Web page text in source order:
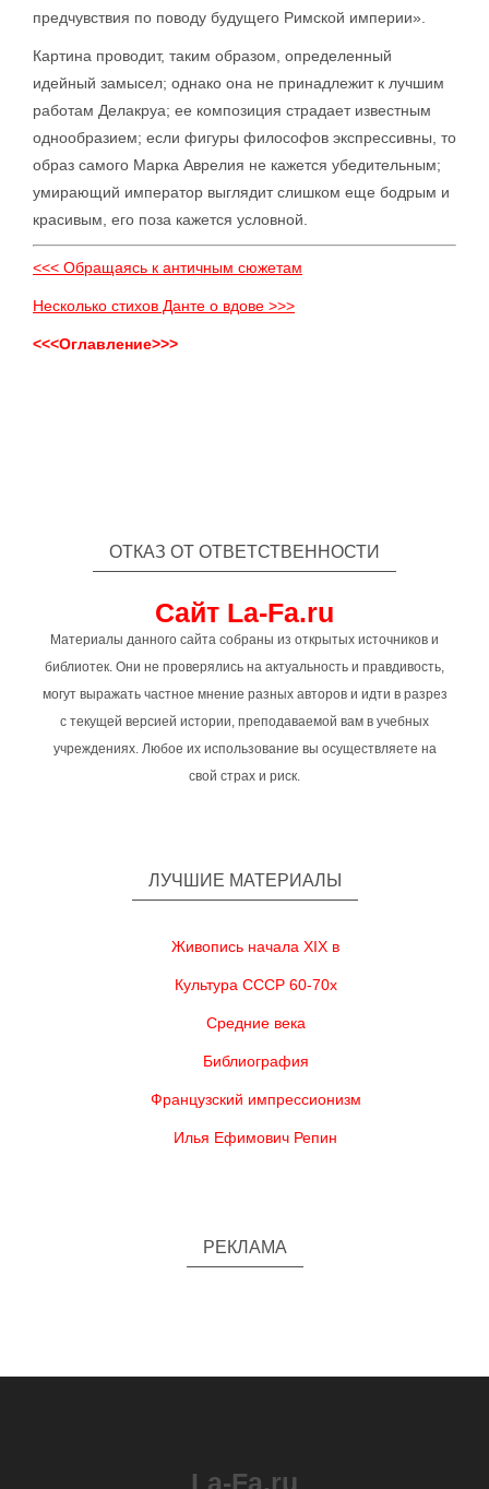
предчувствия по поводу будущего Римской империи».
Картина проводит, таким образом, определенный
идейный замысел; однако она не принадлежит к лучшим
работам Делакруа; ее композиция страдает известным
однообразием; если фигуры философов экспрессивны, то
образ самого Марка Аврелия не кажется убедительным;
умирающий император выглядит слишком еще бодрым и
красивым, его поза кажется условной.
<<< Обращаясь к античным сюжетам
Несколько стихов Данте о вдове >>>
<<<Оглавление>>>
ОТКАЗ ОТ ОТВЕТСТВЕННОСТИ
Сайт La-Fa.ru
Материалы данного сайта собраны из открытых источников и
библиотек. Они не проверялись на актуальность и правдивость,
могут выражать частное мнение разных авторов и идти в разрез
с текущей версией истории, преподаваемой вам в учебных
учреждениях. Любое их использование вы осуществляете на
свой страх и риск.
ЛУЧШИЕ МАТЕРИАЛЫ
Живопись начала XIX в
Культура СССР 60-70х
Средние века
Библиография
Французский импрессионизм
Илья Ефимович Репин
РЕКЛАМА
La-Fa.ru